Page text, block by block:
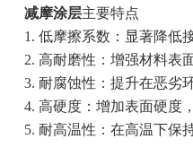
减摩涂层主要特点
1. 低摩擦系数：显著降低
2. 高耐磨性：增强材料表
3. 耐腐蚀性：提升在恶劣
4. 高硬度：增加表面硬度
5. 耐高温性：在高温下保